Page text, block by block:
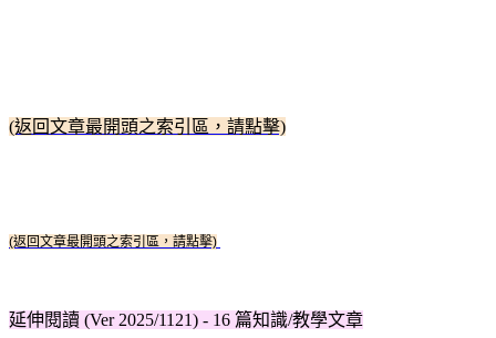
(返回文章最開頭之索引區，請點擊)
(返回文章最開頭之索引區，請點擊)
延伸閱讀 (Ver 2025/1121) - 16 篇知識/教學文章